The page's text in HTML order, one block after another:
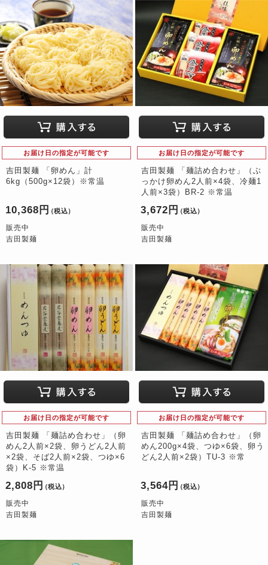
お届け日の指定が可能です
吉田製麺 「卵めん」計
6kg（500g×12袋）※常温
10,368円 （税込）
販売中
吉田製麺
お届け日の指定が可能です
吉田製麺 「麺詰め合わせ」（ぶ
っかけ卵めん2人前×4袋、冷麺1
人前×3袋）BR-2 ※常温
3,672円 （税込）
販売中
吉田製麺
お届け日の指定が可能です
吉田製麺 「麺詰め合わせ」（卵
めん2人前×2袋、卵うどん2人前
×2袋、そば2人前×2袋、つゆ×6
袋）K-5 ※常温
2,808円 （税込）
販売中
吉田製麺
お届け日の指定が可能です
吉田製麺 「麺詰め合わせ」（卵
めん200g×4袋、つゆ×6袋、卵う
どん2人前×2袋）TU-3 ※常
3,564円 （税込）
販売中
吉田製麺